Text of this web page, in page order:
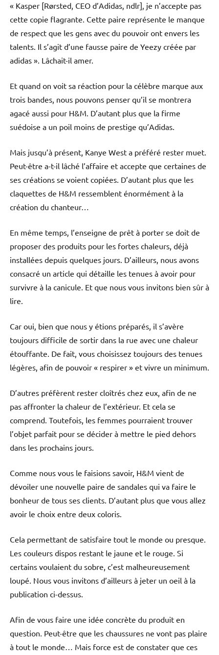
« Kasper [Rørsted, CEO d’Adidas, ndlr], je n’accepte pas
cette copie flagrante. Cette paire représente le manque
de respect que les gens avec du pouvoir ont envers les
talents. Il s’agit d’une fausse paire de Yeezy créée par
adidas ». Lâchait-il amer.
Et quand on voit sa réaction pour la célèbre marque aux
trois bandes, nous pouvons penser qu’il se montrera
agacé aussi pour H&M. D’autant plus que la firme
suédoise a un poil moins de prestige qu’Adidas.
Mais jusqu’à présent, Kanye West a préféré rester muet.
Peut-être a-t-il lâché l’affaire et accepte que certaines de
ses créations se voient copiées. D’autant plus que les
claquettes de H&M ressemblent énormément à la
création du chanteur…
En même temps, l’enseigne de prêt à porter se doit de
proposer des produits pour les fortes chaleurs, déjà
installées depuis quelques jours. D’ailleurs, nous avons
consacré un article qui détaille les tenues à avoir pour
survivre à la canicule. Et que nous vous invitons bien sûr à
lire.
Car oui, bien que nous y étions préparés, il s’avère
toujours difficile de sortir dans la rue avec une chaleur
étouffante. De fait, vous choisissez toujours des tenues
légères, afin de pouvoir « respirer » et vivre un minimum.
D’autres préfèrent rester cloîtrés chez eux, afin de ne
pas affronter la chaleur de l’extérieur. Et cela se
comprend. Toutefois, les femmes pourraient trouver
l’objet parfait pour se décider à mettre le pied dehors
dans les prochains jours.
Comme nous vous le faisions savoir, H&M vient de
dévoiler une nouvelle paire de sandales qui va faire le
bonheur de tous ses clients. D’autant plus que vous allez
avoir le choix entre deux coloris.
Cela permettant de satisfaire tout le monde ou presque.
Les couleurs dispos restant le jaune et le rouge. Si
certains voulaient du sobre, c’est malheureusement
loupé. Nous vous invitons d’ailleurs à jeter un oeil à la
publication ci-dessus.
Afin de vous faire une idée concrète du produit en
question. Peut-être que les chaussures ne vont pas plaire
à tout le monde… Mais force est de constater que ces